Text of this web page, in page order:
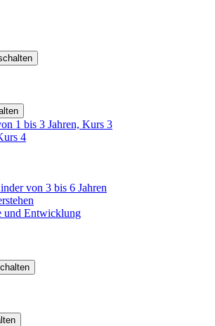
1 bis 3 Jahren, Kurs 3
4
von 3 bis 6 Jahren
und Entwicklung